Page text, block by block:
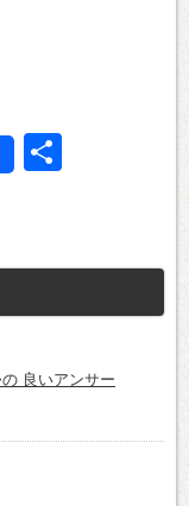
良いアンサー